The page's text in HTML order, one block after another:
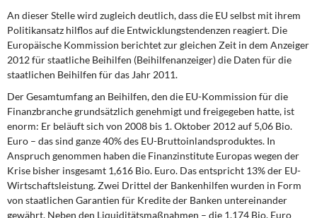
An dieser Stelle wird zugleich deutlich,dass die EU selbst mit ihrem
Politikansatz hilflos auf die Entwicklungstendenzen reagiert. Die
Europäische Kommission berichtet zur gleichen Zeit in dem Anzeiger
2012 für staatliche Beihilfen (Beihilfenanzeiger) die Daten für die
staatlichen Beihilfen für das Jahr 2011.
Der Gesamtumfang an Beihilfen,den die EU-Kommission für die
Finanzbranche grundsätzlich genehmigt und freigegeben hatte, ist
enorm: Er beläuft sich von 2008 bis 1. Oktober 2012 auf 5,06 Bio.
Euro – das sind ganze 40% des EU-Bruttoinlandsproduktes. In
Anspruch genommen haben die Finanzinstitute Europas wegen der
Krise bisher insgesamt 1,616 Bio. Euro. Das entspricht 13% der EU-
Wirtschaftsleistung. Zwei Drittel der Bankenhilfen wurden in Form
von staatlichen Garantien für Kredite der Banken untereinander
gewährt. Neben den Liquiditätsmaßnahmen – die 1,174 Bio. Euro